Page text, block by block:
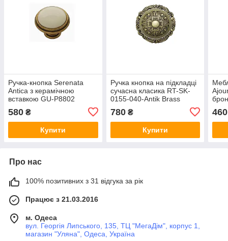
Ручка-кнопка Serenata
Antica з керамічною
вставкою GU-P8802
античне золото Ø 30 мм.
580 ₴
Купити
Ручка кнопка на підкладці
сучасна класика RT-SK-
0155-040-Antik Brass
780₴
Купити
460
Про нас
100% позитивних з 31 відгука за рік
Працює з 21.03.2016
м. Одеса
вул. Георгія Липського, 135, ТЦ "МегаДім", корпус 1,
магазин "Уляна", Одеса, Україна